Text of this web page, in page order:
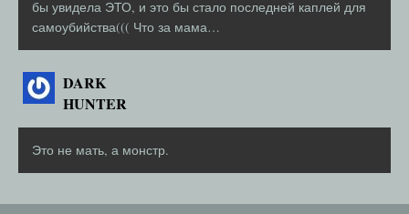
бы увидела ЭТО, и это бы стало последней каплей для
самоубийства((( Что за мама…
DARK
HUNTER
Это не мать, а монстр.